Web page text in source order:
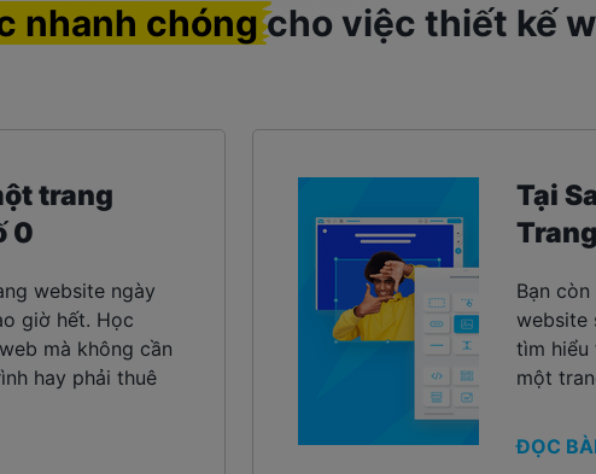
nhanh chóngcho việc thiết kế
trang
0
website ngày
giờ hết. Học
mà không cần
hay phải thuê
Tại
Bạn
website
tìm hiểu
một
ĐỌC